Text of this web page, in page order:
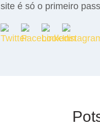
site é só o primeiro